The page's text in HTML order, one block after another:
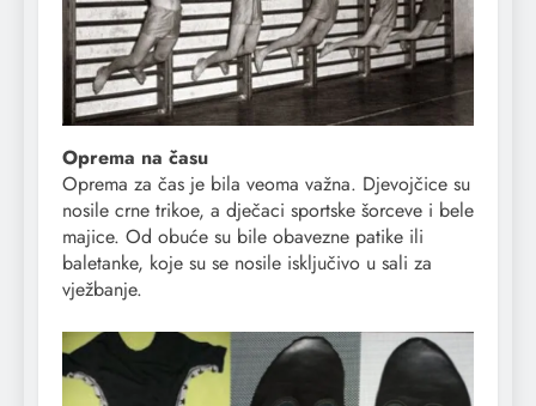
Oprema na času
Oprema za čas je bila veoma važna. Djevojčice su
nosile crne trikoe, a dječaci sportske šorceve i bele
majice. Od obuće su bile obavezne patike ili
baletanke, koje su se nosile isključivo u sali za
vježbanje.